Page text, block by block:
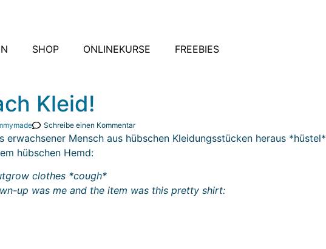
SHOP ONLINEKURSE FREEBIES
Kleid!
Schreibe einen Kommentar
erwachsener Mensch aus hübschen Kleidungsstücken heraus *hüstel*
hübschen Hemd:
clothes *cough*
up was me and the item was this pretty shirt: